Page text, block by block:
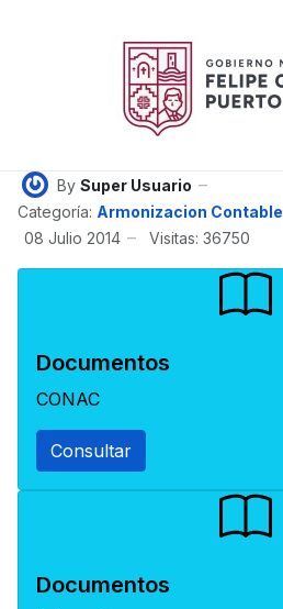
By Super Usuario
Categoría: Armonizacion Contable
08 Julio 2014
Visitas: 36750
Documentos
CONAC
Consultar
Documentos